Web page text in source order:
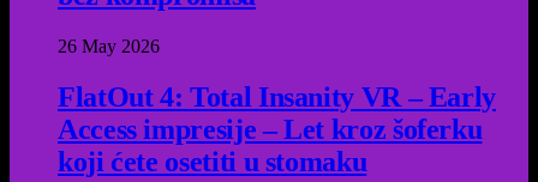
26 May 2026
FlatOut 4: Total Insanity VR – Early
Access impresije – Let kroz šoferku
koji ćete osetiti u stomaku